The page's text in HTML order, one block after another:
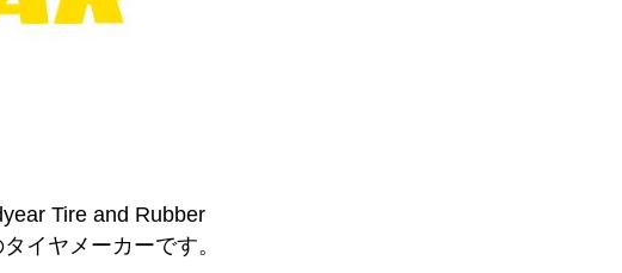
Tire and Rubber
イヤメーカーです。